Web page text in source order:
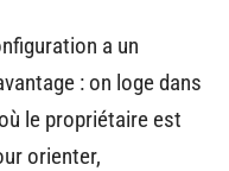
a un
: on loge dans
le propriétaire est
orienter,